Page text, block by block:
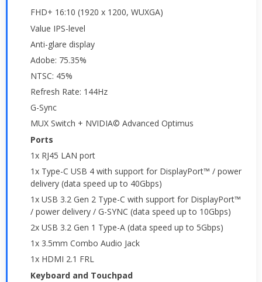
FHD+ 16:10 (1920 x 1200, WUXGA)
Value IPS-level
Anti-glare display
Adobe: 75.35%
NTSC: 45%
Refresh Rate: 144Hz
G-Sync
MUX Switch + NVIDIA© Advanced Optimus
Ports
1x RJ45 LAN port
1x Type-C USB 4 with support for DisplayPort™ / power
delivery (data speed up to 40Gbps)
1x USB 3.2 Gen 2 Type-C with support for DisplayPort™
/ power delivery / G-SYNC (data speed up to 10Gbps)
2x USB 3.2 Gen 1 Type-A (data speed up to 5Gbps)
1x 3.5mm Combo Audio Jack
1x HDMI 2.1 FRL
Keyboard and Touchpad